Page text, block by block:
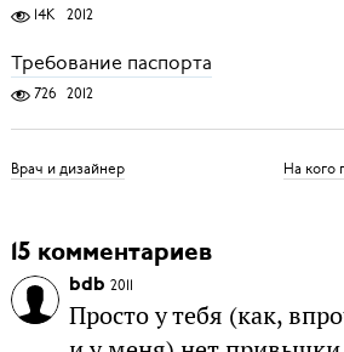
14K 2012
Требование паспорта
726 2012
Врач и дизайнер На кого
15 комментариев
bdb 2011
Просто у тебя (как,